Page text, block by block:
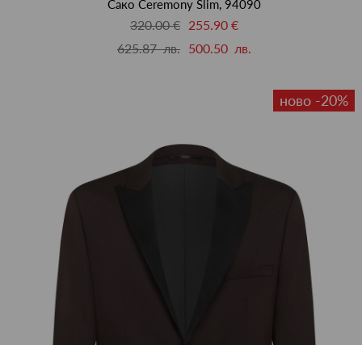
Сако Ceremony Slim, 94090
320.00 € 255.90 €
625.87 лв. 500.50 лв.
ново -20%